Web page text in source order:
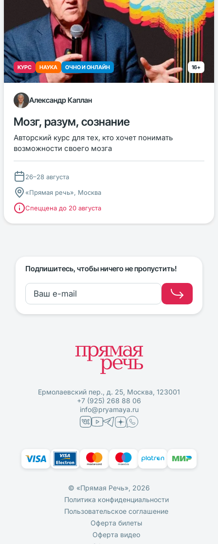
КУРС НАУКА ОЧНО И ОНЛАЙН 16+
Александр Каплан
Мозг, разум, сознание
Авторский курс для тех, кто хочет понимать
возможности своего мозга
26–28 августа
«Прямая речь», Москва
Спеццена до 20 августа
Подпишитесь, чтобы ничего не пропустить!
Ермолаевский пер., д. 25, Москва, 123001
+7 (925) 268 88 06
info@pryamaya.ru
© «Прямая Речь», 2026
Политика конфиденциальности
Пользовательское соглашение
Оферта билеты
Оферта видео